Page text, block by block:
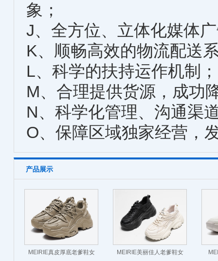
象；
J、全方位、立体化媒体
K、顺畅高效的物流配送
L、科学的扶持运作机制；
M、合理提供货源，成功
N、科学化管理、沟通渠
O、保障区域独家经营，
产品展示
MEIRIE真皮厚底老爹鞋女 MEIRIE美丽佳人老爹鞋女